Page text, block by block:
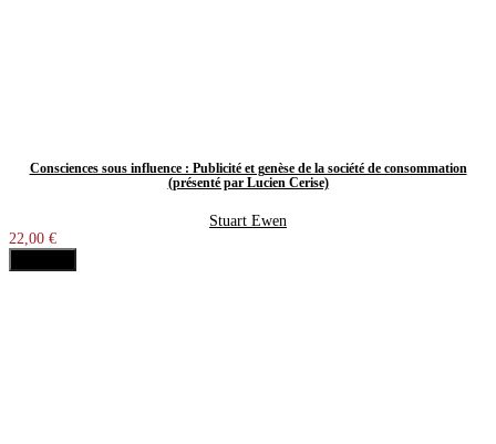
Consciences sous influence : Publicité et genèse de la société de consommation
(présenté par Lucien Cerise)
Stuart Ewen
22,00 €